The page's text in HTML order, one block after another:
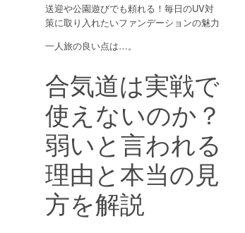
送迎や公園遊びでも頼れる！毎日のUV対
策に取り入れたいファンデーションの魅力
一人旅の良い点は…。
合気道は実戦で
使えないのか？
弱いと言われる
理由と本当の見
方を解説